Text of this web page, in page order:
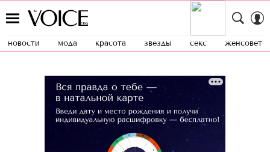
новости мода красота звезды секс женсовет